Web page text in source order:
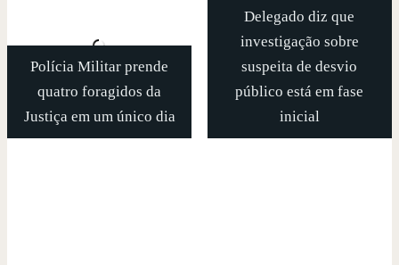
Polícia Militar prende
quatro foragidos da
Justiça em um único dia
Delegado diz que
investigação sobre
suspeita de desvio
público está em fase
inicial